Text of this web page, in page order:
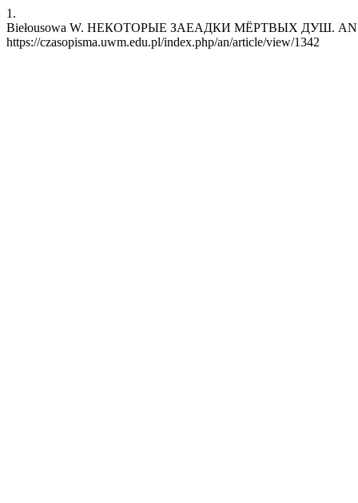
1.
Biełousowa W. НЕКОТОРЫЕ ЗАЕАДКИ МЁРТВЫХ ДУШ. AN
https://czasopisma.uwm.edu.pl/index.php/an/article/view/1342